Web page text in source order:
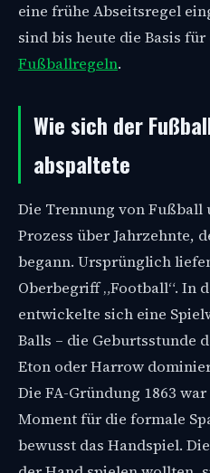
eine frühe Abseitsregel
sind bis heute die Basis für
Fußballregeln.
Wie sich der
abspaltete
Die Trennung von Fußball
Prozess über Jahrzehnte,
begann. Ursprünglich
Oberbegriff „Football“. In
entwickelte sich eine
Balls – die Geburtsstunde
Eton oder Harrow
Die FA-Gründung 1863
Moment für die formale
bewusst das Handspiel.